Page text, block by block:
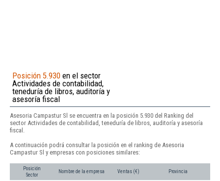
Posición 5.930 en el sector
Actividades de contabilidad,
teneduría de libros, auditoría y
asesoría fiscal
Asesoria Campastur Sl se encuentra en la posición 5.930 del Ranking del
sector Actividades de contabilidad, teneduría de libros, auditoría y asesoría
fiscal.
A continuación podrá consultar la posición en el ranking de Asesoria
Campastur Sl y empresas con posiciones similares:
Posición
Sector
Nombre de la empresa Ventas (€) Provincia